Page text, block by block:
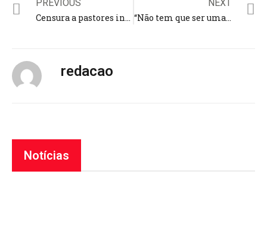
PREVIOUS
Censura a pastores inibe pregações contra o pecado e coloca em xeque liberdade para abordar temas polêmicos
NEXT
“Não tem que ser uma carreira, precisa ser um ministério”, diz Fernanda Brum em celebração de 30 anos de estrada
redacao
Notícias